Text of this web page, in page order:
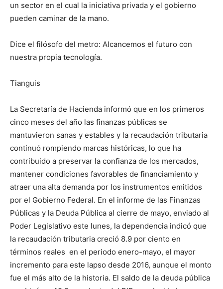
un sector en el cual la iniciativa privada y el gobierno
pueden caminar de la mano.
Dice el filósofo del metro: Alcancemos el futuro con
nuestra propia tecnología.
Tianguis
La Secretaría de Hacienda informó que en los primeros
cinco meses del año las finanzas públicas se
mantuvieron sanas y estables y la recaudación tributaria
continuó rompiendo marcas históricas, lo que ha
contribuido a preservar la confianza de los mercados,
mantener condiciones favorables de financiamiento y
atraer una alta demanda por los instrumentos emitidos
por el Gobierno Federal. En el informe de las Finanzas
Públicas y la Deuda Pública al cierre de mayo, enviado al
Poder Legislativo este lunes, la dependencia indicó que
la recaudación tributaria creció 8.9 por ciento en
términos reales en el periodo enero-mayo, el mayor
incremento para este lapso desde 2016, aunque el monto
fue el más alto de la historia. El saldo de la deuda pública